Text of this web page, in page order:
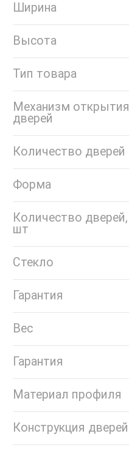
Ширина
Высота
Тип товара
Механизм открытия
дверей
Количество дверей
Форма
Количество дверей,
шт
Стекло
Гарантия
Вес
Гарантия
Материал профиля
Конструкция дверей